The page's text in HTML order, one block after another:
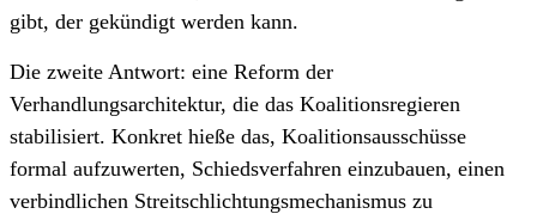
gibt, der gekündigt werden kann.
Die zweite Antwort: eine Reform der
Verhandlungsarchitektur, die das Koalitionsregieren
stabilisiert. Konkret hieße das, Koalitionsausschüsse
formal aufzuwerten, Schiedsverfahren einzubauen, einen
verbindlichen Streitschlichtungsmechanismus zu